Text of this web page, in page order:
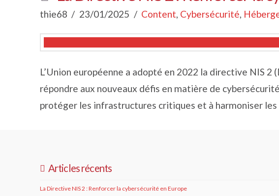
thie68 23/01/2025 Content, Cybersécurité,
L’Union européenne a adopté en 2022 la directive NIS
répondre aux nouveaux défis en matière de
protéger les infrastructures critiques et à harmoniser
Articles récents
La Directive NIS 2 : Renforcer la cybersécurité en Europe